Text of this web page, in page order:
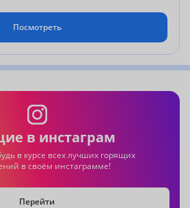
Посмотреть
в инстаграм
в курсе всех лучших горящих
в своём инстаграмме!
Перейти